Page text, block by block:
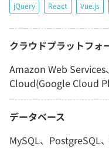
jQuery React Vue.js
クラウドプラットフォ
Amazon Web
Cloud(Google Cloud
データベース
MySQL、PostgreSQL